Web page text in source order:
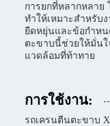
การยกที่หลากหลาย
ทำให้เหมาะสำหรับ
ยืดหยุ่นและข้อกำห
ตะขาบนี้ช่วยให้มั่นใ
แวดล้อมที่ท้าทาย
การใช้งาน:
รถเครนตีนตะขาบ